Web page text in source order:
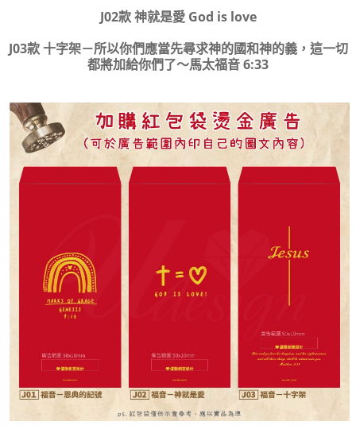
J02款 神就是愛 God is love
J03款 十字架－所以你們應當先尋求神的國和神的義，這一切
都將加給你們了～馬太福音 6:33